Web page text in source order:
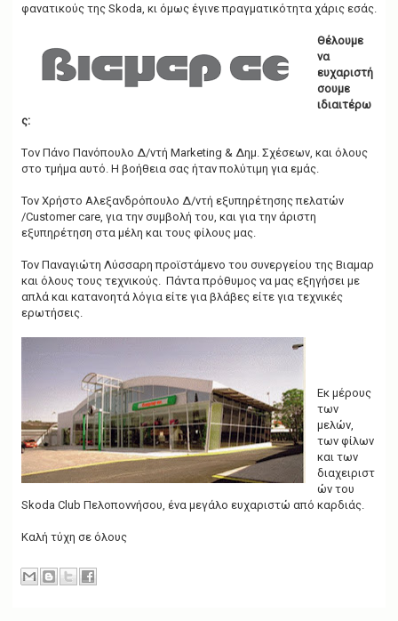
φανατικούς της Skoda, κι όμως έγινε πραγματικότητα χάρις εσάς.
Θέλουμε
να
ευχαριστή
σουμε
ιδιαιτέρω
ς:
Tον Πάνο Πανόπουλο Δ/ντή Marketing & Δημ. Σχέσεων, και όλους
στο τμήμα αυτό. Η βοήθεια σας ήταν πολύτιμη για εμάς.
Τον Χρήστο Αλεξανδρόπουλο Δ/ντή εξυπηρέτησης πελατών
/Customer care, για την συμβολή του, και για την άριστη
εξυπηρέτηση στα μέλη και τους φίλους μας.
Τον Παναγιώτη Λύσσαρη προϊστάμενο του συνεργείου της Βιαμαρ
και όλους τους τεχνικούς. Πάντα πρόθυμος να μας εξηγήσει με
απλά και κατανοητά λόγια είτε για βλάβες είτε για τεχνικές
ερωτήσεις.
Εκ μέρους
των
μελών,
των φίλων
και των
διαχειριστ
ών του
Skoda Club Πελοποννήσου, ένα μεγάλο ευχαριστώ από καρδιάς.
Καλή τύχη σε όλους